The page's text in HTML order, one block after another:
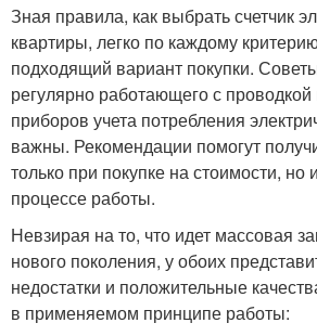
Зная правила, как выбрать счетчик
квартиры, легко по каждому
подходящий вариант покупки.
регулярно работающего с проводкой
приборов учета потребления
важны. Рекомендации помогут
только при покупке на стоимости,
процессе работы.
Невзирая на то, что идет массовая
нового поколения, у обоих
недостатки и положительные
в применяемом принципе работы: